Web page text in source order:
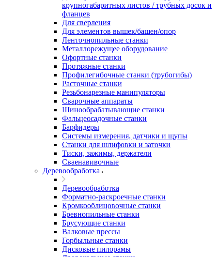
крупногабаритных листов / трубных досок и
фланцев
Для сверления
Для элементов вышек/башен/опор
Ленточнопильные станки
Металлорежущее оборудование
Офортные станки
Протяжные станки
Профилегибочные станки (трубогибы)
Расточные станки
Резьбонарезные манипуляторы
Сварочные аппараты
Шинообрабатывающие станки
Фальцеосадочные станки
Барфидеры
Системы измерения, датчики и щупы
Станки для шлифовки и заточки
Тиски, зажимы, держатели
Cваенавивочные
Деревообработка
Деревообработка
Форматно-раскроечные станки
Кромкооблицовочные станки
Бревнопильные станки
Брусующие станки
Валковые прессы
Горбыльные станки
Дисковые пилорамы